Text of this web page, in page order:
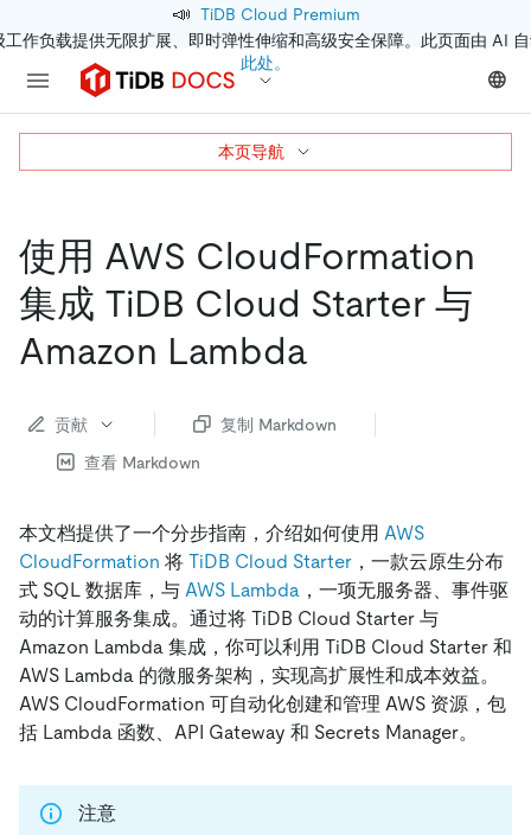
📣 TiDB Cloud Premium
作负载提供无限扩展、即时弹性伸缩和高级安全保障。此页面由 AI
此处。
使用 AWS CloudFormation
集成 TiDB Cloud Starter 与
Amazon Lambda
贡献
复制 Markdown
查看 Markdown
本文档提供了一个分步指南，介绍如何使用 AWS
CloudFormation 将 TiDB Cloud Starter ，一款云原生分布
式 SQL 数据库，与 AWS Lambda ，一项无服务器、事件驱
动的计算服务集成。通过将 TiDB Cloud Starter 与
Amazon Lambda 集成，你可以利用 TiDB Cloud Starter 和
AWS Lambda 的微服务架构，实现高扩展性和成本效益。
AWS CloudFormation 可自动化创建和管理 AWS 资源，包
括 Lambda 函数、API Gateway 和 Secrets Manager。
注意
本页导航